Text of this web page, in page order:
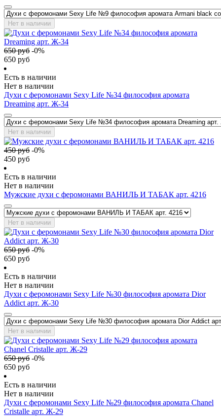
Нет в наличии
650руб -0%
650 руб
Есть в наличии
Нет в наличии
Духи с феромонами Sexy Life №34 философия аромата
Dreaming арт. Ж-34
Нет в наличии
450руб -0%
450 руб
Есть в наличии
Нет в наличии
Мужские духи с феромонами ВАНИЛЬ И ТАБАК арт. 4216
Нет в наличии
650руб -0%
650 руб
Есть в наличии
Нет в наличии
Духи с феромонами Sexy Life №30 философия аромата Dior
Addict арт. Ж-30
Нет в наличии
650руб -0%
650 руб
Есть в наличии
Нет в наличии
Духи с феромонами Sexy Life №29 философия аромата Chanel
Cristalle арт. Ж-29